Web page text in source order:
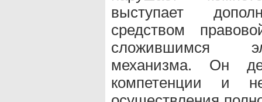
выступает
средством
сложившимся
механизма. Он
компетенции и